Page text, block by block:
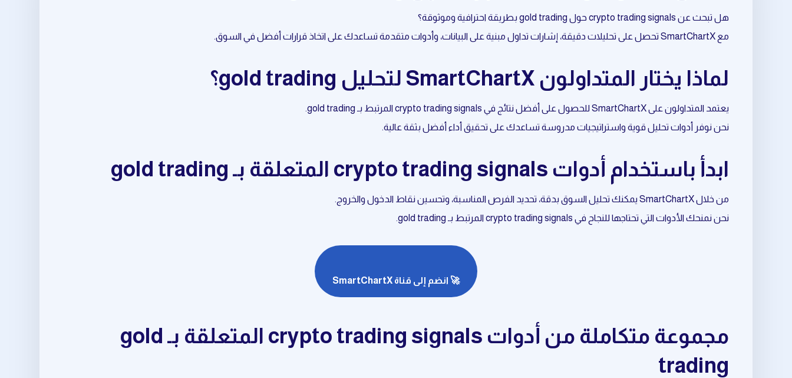
هل تبحث عن crypto trading signals حول gold trading بطريقة احترافية وموثوقة؟
مع SmartChartX تحصل على تحليلات دقيقة، إشارات تداول مبنية على البيانات، وأدوات متقدمة تساعدك على اتخاذ قرارات أفضل في السوق.
لماذا يختار المتداولون SmartChartX لتحليل gold trading؟
يعتمد المتداولون على SmartChartX للحصول على أفضل نتائج في crypto trading signals المرتبط بـ gold trading.
نحن نوفر أدوات تحليل قوية واستراتيجيات مدروسة تساعدك على تحقيق أداء أفضل بثقة عالية.
ابدأ باستخدام أدوات crypto trading signals المتعلقة بـ gold trading
من خلال SmartChartX يمكنك تحليل السوق بدقة، تحديد الفرص المناسبة، وتحسين نقاط الدخول والخروج.
نحن نمنحك الأدوات التي تحتاجها للنجاح في crypto trading signals المرتبط بـ gold trading.
🚀 انضم إلى قناة SmartChartX
مجموعة متكاملة من أدوات crypto trading signals المتعلقة بـ gold
trading